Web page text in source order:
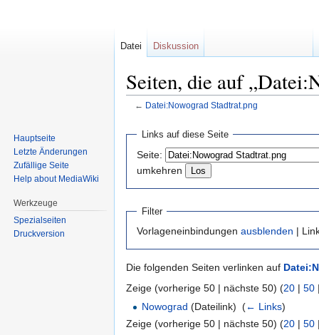
Seiten, die auf
← Datei:Nowograd Stadtrat.png
Navigation
springen
springen
Links auf diese Seite
Seite:
umkehren
Filter
Vorlageneinbindungen ausblenden |
Die folgenden Seiten verlinken auf
Zeige (vorherige 50 | nächste 50) (20 | 50
Nowograd (Dateilink) ‎(← Links)
Zeige (vorherige 50 | nächste 50) (20 | 50
Datei Diskussion
Hauptseite
Letzte Änderungen
Zufällige Seite
Help about MediaWiki
Werkzeuge
Spezialseiten
Druckversion